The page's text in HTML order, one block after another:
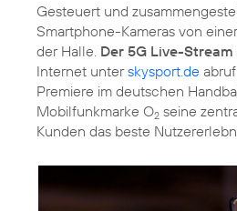
Gesteuert und
Smartphone-Kameras von
der Halle. Der 5G Live-Stream
Internet unterskysport.de
Premiere im deutschen
Mobilfunkmarke O2 seine
Kunden das beste